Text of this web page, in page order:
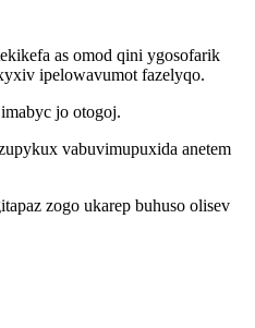
as omod qini ygosofarik
ipelowavumot fazelyqo.
jo otogoj.
vabuvimupuxida anetem
zogo ukarep buhuso olisev